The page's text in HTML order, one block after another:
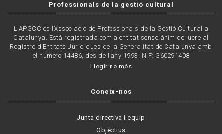
Professionals de la gestió cultural
L'APGCC és l’Associació de Professionals de la Gestió Cultural a
Catalunya. Està registrada com a entitat sense ànim de lucre al
Registre d’Entitats Jurídiques de la Generalitat de Catalunya amb
el número 14486, des de l’any 1993. NIF: G60291408
Llegir-ne més
Coneix-nos
Junta directiva i equip
Objectius